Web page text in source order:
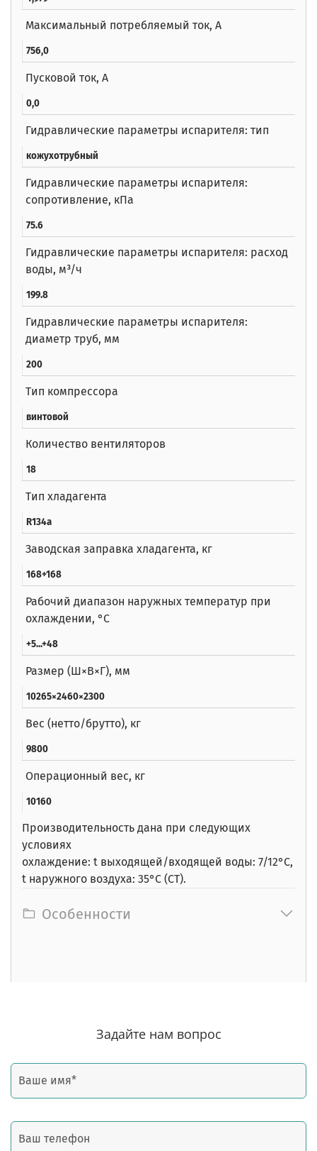
Максимальный потребляемый ток, А
756,0
Пусковой ток, А
0,0
Гидравлические параметры испарителя: тип
кожухотрубный
Гидравлические параметры испарителя:
сопротивление, кПа
75.6
Гидравлические параметры испарителя: расход
воды, м³/ч
199.8
Гидравлические параметры испарителя:
диаметр труб, мм
200
Тип компрессора
винтовой
Количество вентиляторов
18
Тип хладагента
R134a
Заводская заправка хладагента, кг
168+168
Рабочий диапазон наружных температур при
охлаждении, °C
+5...+48
Размер (Ш×В×Г), мм
10265×2460×2300
Вес (нетто/брутто), кг
9800
Операционный вес, кг
10160
Производительность дана при следующих
условиях
охлаждение: t выходящей/входящей воды: 7/12°С,
t наружного воздуха: 35°С (СТ).
Особенности
Задайте нам вопрос